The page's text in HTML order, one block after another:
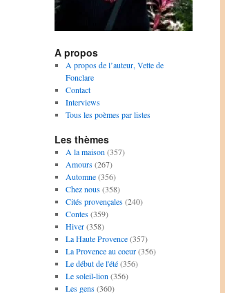
A propos
A propos de l’auteur, Vette de
Fonclare
Contact
Interviews
Tous les poèmes par listes
Les thèmes
A la maison (357)
Amours(267)
Automne(356)
Chez nous(358)
Cités provençales(240)
Contes(359)
Hiver(358)
La Haute Provence(357)
La Provence au coeur(356)
Le début de l'été(356)
Le soleil-lion (356)
Les gens(360)